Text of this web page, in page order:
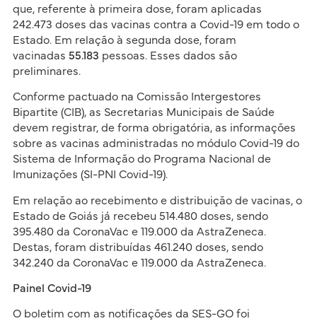
que, referente à primeira dose, foram aplicadas
242.473 doses das vacinas contra a Covid-19 em todo o
Estado. Em relação à segunda dose, foram
vacinadas 55.183 pessoas. Esses dados são
preliminares.
Conforme pactuado na Comissão Intergestores
Bipartite (CIB), as Secretarias Municipais de Saúde
devem registrar, de forma obrigatória, as informações
sobre as vacinas administradas no módulo Covid-19 do
Sistema de Informação do Programa Nacional de
Imunizações (SI-PNI Covid-19).
Em relação ao recebimento e distribuição de vacinas, o
Estado de Goiás já recebeu 514.480 doses, sendo
395.480 da CoronaVac e 119.000 da AstraZeneca.
Destas, foram distribuídas 461.240 doses, sendo
342.240 da CoronaVac e 119.000 da AstraZeneca.
Painel Covid-19
O boletim com as notificações da SES-GO foi